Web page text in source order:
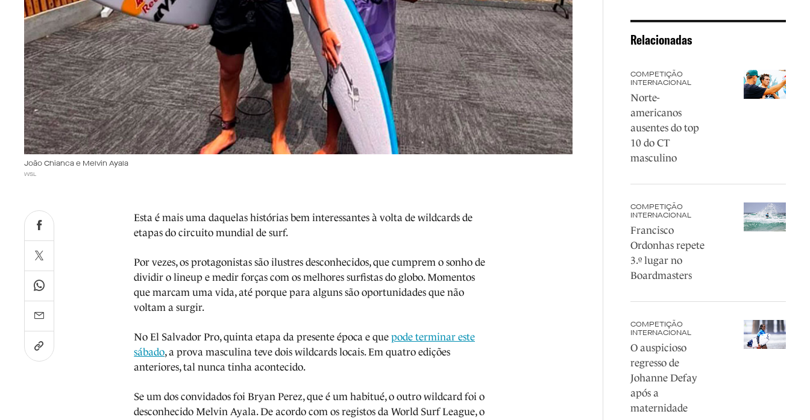
João Chianca e Melvin Ayala
WSL
Esta é mais uma daquelas histórias bem interessantes à volta de wildcards de
etapas do circuito mundial de surf.
Por vezes, os protagonistas são ilustres desconhecidos, que cumprem o sonho de
dividir o lineup e medir forças com os melhores surfistas do globo. Momentos
que marcam uma vida, até porque para alguns são oportunidades que não
voltam a surgir.
No El Salvador Pro, quinta etapa da presente época e quepode terminar este
sábado, a prova masculina teve dois wildcards locais. Em quatro edições
anteriores, tal nunca tinha acontecido.
Se um dos convidados foi Bryan Perez, que é um habitué, o outro wildcard foi o
desconhecido Melvin Ayala. De acordo com os registos da World Surf League, o
Relacionadas
COMPETIÇÃO
INTERNACIONAL
Norte-
americanos
ausentes do top
10 do CT
masculino
COMPETIÇÃO
INTERNACIONAL
Francisco
Ordonhas repete
3.º lugar no
Boardmasters
COMPETIÇÃO
INTERNACIONAL
O auspicioso
regresso de
Johanne Defay
após a
maternidade